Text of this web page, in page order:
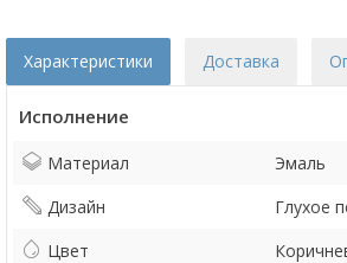
Характеристики Доставка
Исполнение
Материал
Эмаль
Дизайн
Глухое
Цвет